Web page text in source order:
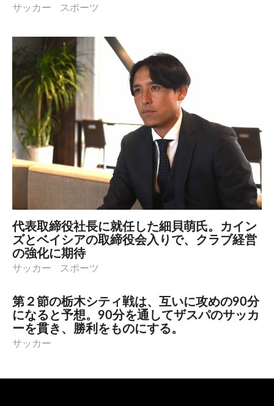
サッカー スポーツ
代表取締役社長に就任した細貝萌氏。カイン
ズとベイシアの取締役会入りで、クラブ経営
の強化に期待
サッカー スポーツ
第２節の栃木シティ戦は、互いに攻めの90分
になると予想。90分を通してザスパのサッカ
ーを貫き、勝利をものにする。
サッカー